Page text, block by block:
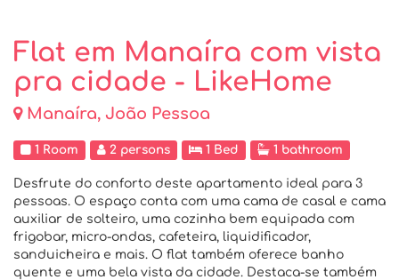
Flat em Manaíra com vista
pra cidade - LikeHome
Manaíra, João Pessoa
1 Room 2 persons 1 Bed 1 bathroom
Desfrute do conforto deste apartamento ideal para 3
pessoas. O espaço conta com uma cama de casal e cama
auxiliar de solteiro, uma cozinha bem equipada com
frigobar, micro-ondas, cafeteira, liquidificador,
sanduicheira e mais. O flat também oferece banho
quente e uma bela vista da cidade. Destaca-se também